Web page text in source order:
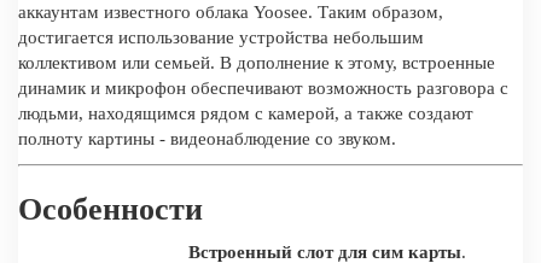
аккаунтам известного облака Yoosee. Таким образом,
достигается использование устройства небольшим
коллективом или семьей. В дополнение к этому, встроенные
динамик и микрофон обеспечивают возможность разговора с
людьми, находящимся рядом с камерой, а также создают
полноту картины - видеонаблюдение со звуком.
Особенности
Встроенный слот для сим карты.